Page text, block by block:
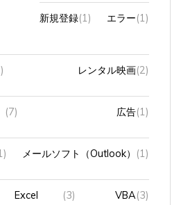
新規登録 (1) エラー (1)
レンタル映画(2)
(7) 広告 (1)
メールソフト（Outlook） (1)
Excel (3) VBA (3)